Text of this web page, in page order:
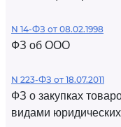
N 14-ФЗ от 08.02.1998
ФЗ об ООО
N 223-ФЗ от 18.07.2011
ФЗ о закупках
видами